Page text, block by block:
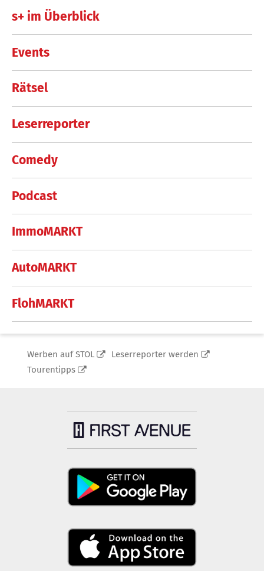
s+ im Überblick
Events
Rätsel
Leserreporter
Comedy
Podcast
ImmoMARKT
AutoMARKT
FlohMARKT
Werben auf STOL
Leserreporter werden
Tourentipps